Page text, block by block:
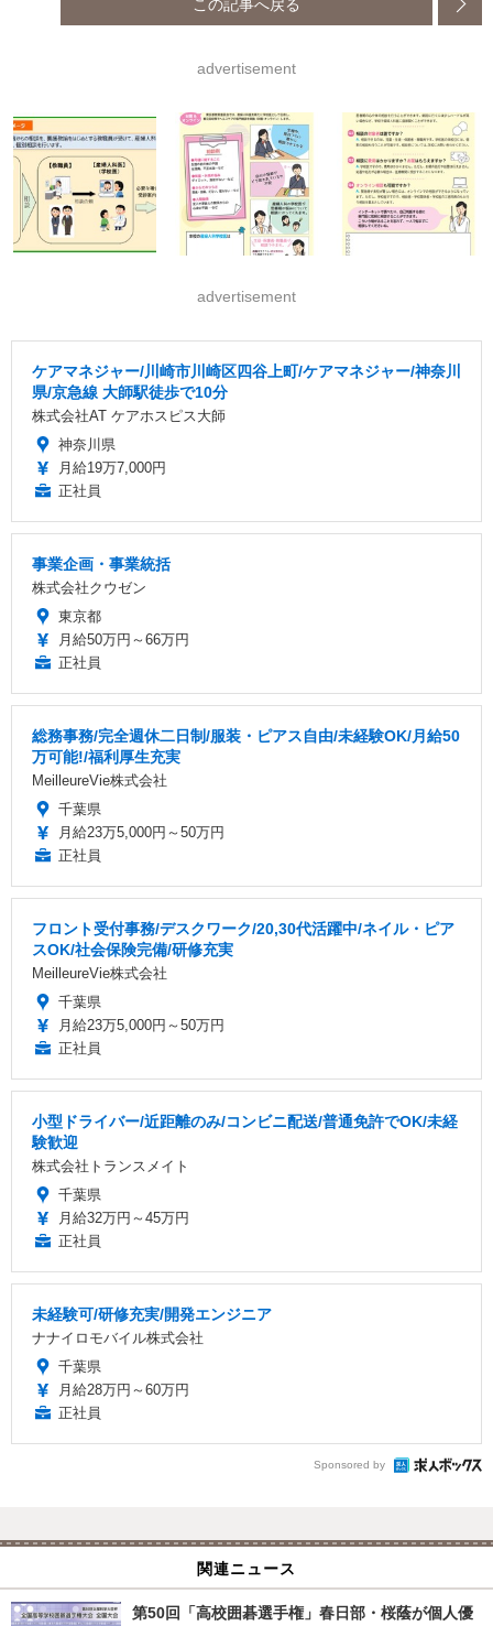
この記事へ戻る
advertisement
advertisement
ケアマネジャー/川崎市川崎区四谷上町/ケアマネジャー/神奈川
県/京急線 大師駅徒歩で10分
株式会社AT ケアホスピス大師
神奈川県
月給19万7,000円
正社員
事業企画・事業統括
株式会社クウゼン
東京都
月給50万円～66万円
正社員
総務事務/完全週休二日制/服装・ピアス自由/未経験OK/月給50
万可能!/福利厚生充実
MeilleureVie株式会社
千葉県
月給23万5,000円～50万円
正社員
フロント受付事務/デスクワーク/20,30代活躍中/ネイル・ピア
スOK/社会保険完備/研修充実
MeilleureVie株式会社
千葉県
月給23万5,000円～50万円
正社員
小型ドライバー/近距離のみ/コンビニ配送/普通免許でOK/未経
験歓迎
株式会社トランスメイト
千葉県
月給32万円～45万円
正社員
未経験可/研修充実/開発エンジニア
ナナイロモバイル株式会社
千葉県
月給28万円～60万円
正社員
Sponsored by
関連ニュース
第50回「高校囲碁選手権」春日部・桜蔭が個人優